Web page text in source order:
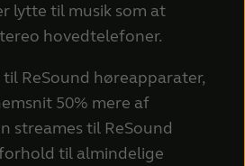
lytte til musik som at
hovedtelefoner.
ReSound høreapparater,
50% mere af
streames til ReSound
til almindelige